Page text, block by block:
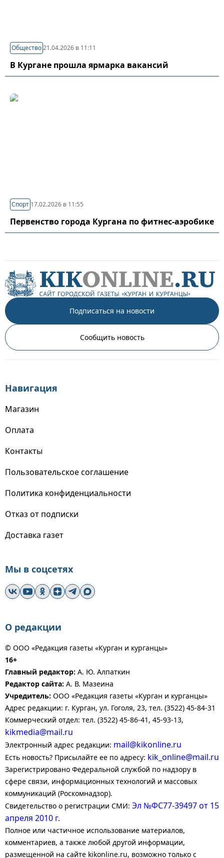
Общество21.04.2026 в 11:11
В Кургане прошла ярмарка вакансий
Спорт 17.02.2026 в 11:55
Первенство города Кургана по фитнес-аэробике
Подписаться на новости
Сообщить новость
Навигация
Магазин
Оплата
Контакты
Пользовательское соглашение
Политика конфиденциальности
Отказ от подписки
Доставка газет
Мы в соцсетях
О редакции
© ООО «Редакция газеты «Курган и курганцы»
16+
Главный редактор: А. Ю. Алпаткин
Редактор сайта: А. В. Мазеина
Учредитель: ООО «Редакция газеты «Курган и курганцы»
Адрес редакции: г. Курган, ул. Гоголя, 23, тел. (3522) 45-84-31
Коммерческий отдел: тел. (3522) 45-86-41, 45-93-13,
kikmedia@mail.ru
Электронный адрес редакции: mail@kikonline.ru
Есть новость? Присылайте ее по адресу: kik_online@mail.ru
Зарегистрировано Федеральной службой по надзору в
сфере связи, информационных технологий и массовых
коммуникаций (Роскомнадзор).
Свидетельство о регистрации СМИ: Эл №ФС77-39497 от 15
апреля 2010 г.
Полное или частичное использование материалов,
комментариев, а также любой другой информации,
размещенной на сайте kikonline.ru, возможно только с